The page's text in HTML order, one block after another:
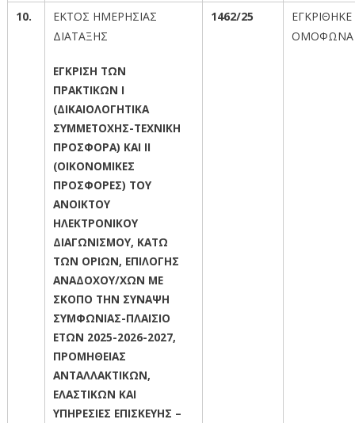
10.
ΕΚΤΟΣ ΗΜΕΡΗΣΙΑΣ
ΔΙΑΤΑΞΗΣ
ΕΓΚΡΙΣΗ ΤΩΝ
ΠΡΑΚΤΙΚΩΝ Ι
(ΔΙΚΑΙΟΛΟΓΗΤΙΚΑ
ΣΥΜΜΕΤΟΧΗΣ-ΤΕΧΝΙΚΗ
ΠΡΟΣΦΟΡΑ) ΚΑΙ ΙΙ
(ΟΙΚΟΝΟΜΙΚΕΣ
ΠΡΟΣΦΟΡΕΣ) ΤΟΥ
ΑΝΟΙΚΤΟΥ
ΗΛΕΚΤΡΟΝΙΚΟΥ
ΔΙΑΓΩΝΙΣΜΟΥ, ΚΑΤΩ
ΤΩΝ ΟΡΙΩΝ, ΕΠΙΛΟΓΗΣ
ΑΝΑΔΟΧΟΥ/ΧΩΝ ΜΕ
ΣΚΟΠΟ ΤΗΝ ΣΥΝΑΨΗ
ΣΥΜΦΩΝΙΑΣ-ΠΛΑΙΣΙΟ
ΕΤΩΝ 2025-2026-2027,
ΠΡΟΜΗΘΕΙΑΣ
ΑΝΤΑΛΛΑΚΤΙΚΩΝ,
ΕΛΑΣΤΙΚΩΝ ΚΑΙ
ΥΠΗΡΕΣΙΕΣ ΕΠΙΣΚΕΥΗΣ –
1462/25
ΕΓΚΡΙΘΗΚΕ
ΟΜΟΦΩΝΑ